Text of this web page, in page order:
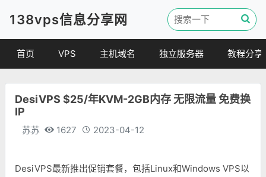
138vps信息分享网
首页 VPS
便宜VPS
主机域名
虚拟主机
独立服务器 教程分享
建站教程
DesiVPS $25/年KVM-2GB内存 无限流量 免费换
IP
苏苏 1627 2023-04-12
DesiVPS最新推出促销套餐，包括Linux和Windows VPS以